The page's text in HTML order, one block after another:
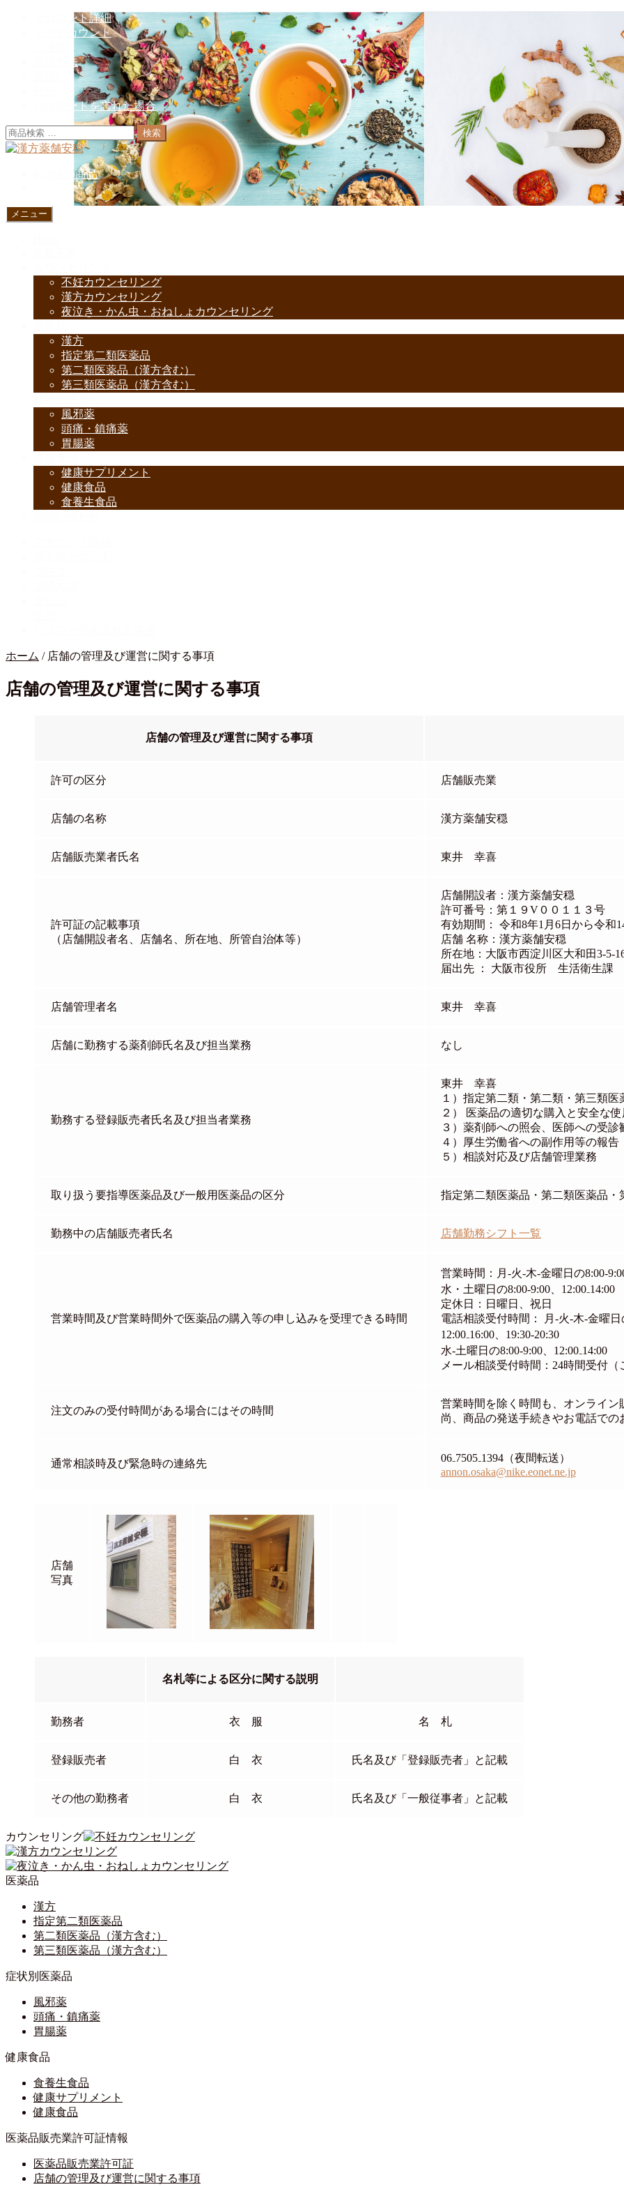
ス
キ
ッ
プ
アカウント詳細
マイアカウント
決済方法
パスワードを忘れた場合
検
索
検索
0個の商品
メニュー
不妊カウンセリング
漢方カウンセリング
夜泣き・かん虫・おねしょカウンセリング
漢方
指定第二類医薬品
第二類医薬品（漢方含む）
第三類医薬品（漢方含む）
風邪薬
頭痛・鎮痛薬
胃腸薬
健康サプリメント
健康食品
食養生食品
ホーム / 店舗の管理及び運営に関する事項
店舗の管理及び運営に関する事項
店舗の管理及び運営に関する事項
許可の区分 店舗販売業
店舗の名称 漢方薬舗安穏
店舗販売業者氏名 東井 幸喜
許可証の記載事項
（店舗開設者名、店舗名、所在地、所管自治体等）
店舗開設者：漢方薬舗安穏
許可番号：第１９V００１１３号
有効期間： 令和8年1月6日から令和
店舗 名称：漢方薬舗安穏
所在地：大阪市西淀川区大和田3-
届出先 ： 大阪市役所 生活衛生課
店舗管理者名 東井 幸喜
店舗に勤務する薬剤師氏名及び担当業務 なし
勤務する登録販売者氏名及び担当者業務
東井 幸喜
１）指定第二類・第二類・第三類医
２） 医薬品の適切な購入と安全な
３）薬剤師への照会、医師への受
４）厚生労働省への副作用等の報告
５）相談対応及び店舗管理業務
取り扱う要指導医薬品及び一般用医薬品の区分 指定第二類医薬品・第二類医薬品・
勤務中の店舗販売者氏名 店舗勤務シフト一覧
営業時間及び営業時間外で医薬品の購入等の申し込みを受理できる時間
営業時間：月-火-木-金曜日の8:00-
水・土曜日の8:00-9:00、12:00₋14:00
定休日：日曜日、祝日
電話相談受付時間： 月-火-木-金曜日
12:00₋16:00、19:30-20:30
水-土曜日の8:00-9:00、12:00₋14:00
メール相談受付時間：24時間受付
注文のみの受付時間がある場合にはその時間
営業時間を除く時間も、オンライン
尚、商品の発送手続きやお電話での
通常相談時及び緊急時の連絡先
06₋7505₋1394（夜間転送）
annon.osaka@nike.eonet.ne.jp
店舗
写真
名札等による区分に関する説明
勤務者 衣 服 名 札
登録販売者 白 衣 氏名及び「登録販売者」と記載
その他の勤務者 白 衣 氏名及び「一般従事者」と記載
カウンセリング
医薬品
漢方
指定第二類医薬品
第二類医薬品（漢方含む）
第三類医薬品（漢方含む）
症状別医薬品
風邪薬
頭痛・鎮痛薬
胃腸薬
健康食品
食養生食品
健康サプリメント
健康食品
医薬品販売業許可証情報
医薬品販売業許可証
店舗の管理及び運営に関する事項